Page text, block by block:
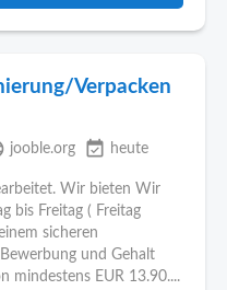
Verpacken
jooble.org event_available heute
Wir bieten Wir
bis Freitag ( Freitag
sicheren
und Gehalt
mindestens EUR 13.90....